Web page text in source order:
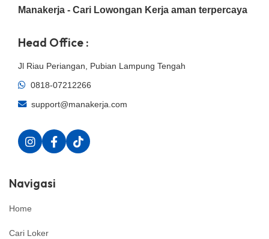
Manakerja - Cari Lowongan Kerja aman terpercaya
Head Office :
Jl Riau Periangan, Pubian Lampung Tengah
0818-07212266
support@manakerja.com
Navigasi
Home
Cari Loker